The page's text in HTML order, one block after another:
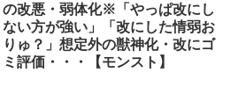
の改悪・弱体化※「やっぱ改にし
ない方が強い」「改にした情弱お
りゅ？」想定外の獣神化・改にゴ
ミ評価・・・【モンスト】